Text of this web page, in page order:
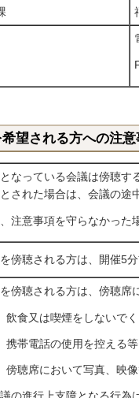
望される方への注意
なっている会議は傍聴す
された場合は、会議の途
注意事項を守らなかった
傍聴される方は、開催5
傍聴される方は、傍聴席
飲食又は喫煙をしないでく
携帯電話の使用を控える
傍聴席において写真、映